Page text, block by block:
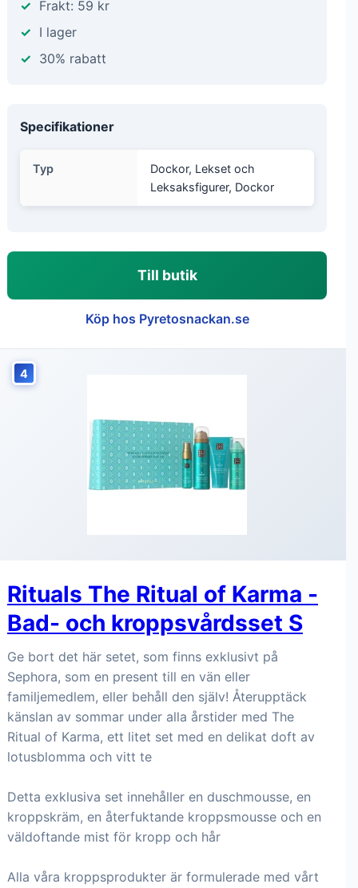
Frakt: 59 kr
I lager
30% rabatt
Specifikationer
Typ
Dockor, Lekset och
Leksaksfigurer, Dockor
Till butik
Köp hos Pyretosnackan.se
4
Rituals The Ritual of Karma -
Bad- och kroppsvårdsset S
Ge bort det här setet, som finns exklusivt på
Sephora, som en present till en vän eller
familjemedlem, eller behåll den själv! Återupptäck
känslan av sommar under alla årstider med The
Ritual of Karma, ett litet set med en delikat doft av
lotusblomma och vitt te
Detta exklusiva set innehåller en duschmousse, en
kroppskräm, en återfuktande kroppsmousse och en
väldoftande mist för kropp och hår
Alla våra kroppsprodukter är formulerade med vårt